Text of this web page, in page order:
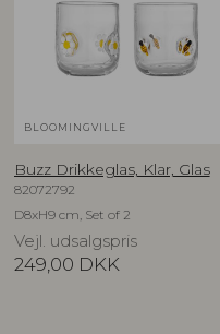
BLOOMINGVILLE
Buzz Drikkeglas, Klar, Glas
82072792
D8xH9 cm, Set of 2
Vejl. udsalgspris
249,00 DKK